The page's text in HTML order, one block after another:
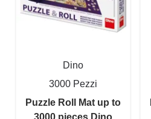
Dino
3000 Pezzi
Puzzle Roll Mat up to